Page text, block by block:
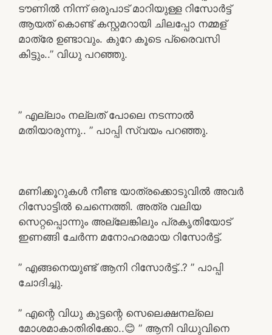
ടൗണിൽ നിന്ന് ഒരുപാട് മാറിയുള്ള റിസോർട്ട്
ആയത് കൊണ്ട് കസ്റ്റമറായി ചിലപ്പോ നമ്മള്
മാത്രേ ഉണ്ടാവും. കുറേ കൂടെ പ്രൈവസി
കിട്ടും..” വിധു പറഞ്ഞു.
” എല്ലാം നല്ലത് പോലെ നടന്നാൽ
മതിയാരുന്നു.. ” പാപ്പി സ്വയം പറഞ്ഞു.
മണിക്കൂറുകൾ നീണ്ട യാത്രക്കൊടുവിൽ അവർ
റിസോട്ടിൽ ചെന്നെത്തി. അത്ര വലിയ
സെറ്റപ്പൊന്നും അല്ലേങ്കിലും പ്രകൃതിയോട്
ഇണങ്ങി ചേർന്ന മനോഹരമായ റിസോർട്ട്.
” എങ്ങനെയുണ്ട് ആനി റിസോർട്ട്..? ” പാപ്പി
ചോദിച്ചു.
” എന്റെ വിധു കുട്ടന്റെ സെലെക്ഷനല്ലെ
മോശമാകാതിരിക്കോ..😊 ” ആനി വിധുവിനെ